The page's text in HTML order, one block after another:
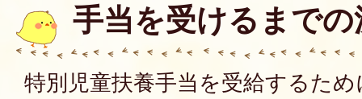
手当を受けるまでの
特別児童扶養手当を受給するた